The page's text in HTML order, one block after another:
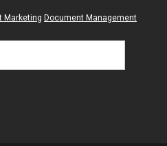
Marketing Document Management